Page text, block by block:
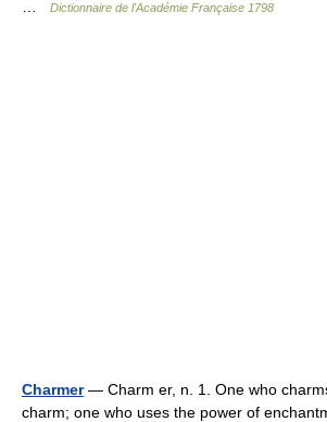
Dictionnaire de l'Académie Française 1798
Charmer— Charm er, n. 1. One who
charm; one who uses the power of